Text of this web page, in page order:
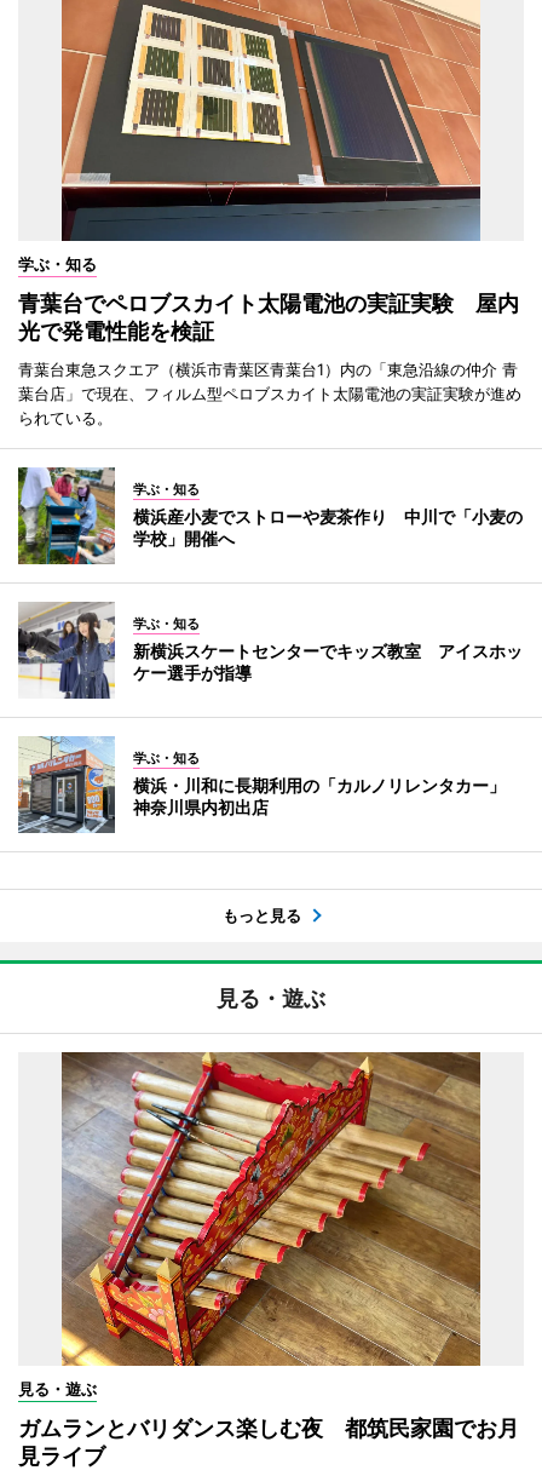
学ぶ・知る
青葉台でペロブスカイト太陽電池の実証実験 屋内
光で発電性能を検証
青葉台東急スクエア（横浜市青葉区青葉台1）内の「東急沿線の仲介 青
葉台店」で現在、フィルム型ペロブスカイト太陽電池の実証実験が進め
られている。
学ぶ・知る
横浜産小麦でストローや麦茶作り 中川で「小麦の
学校」開催へ
学ぶ・知る
新横浜スケートセンターでキッズ教室 アイスホッ
ケー選手が指導
学ぶ・知る
横浜・川和に長期利用の「カルノリレンタカー」
神奈川県内初出店
もっと見る
見る・遊ぶ
見る・遊ぶ
ガムランとバリダンス楽しむ夜 都筑民家園でお月
見ライブ